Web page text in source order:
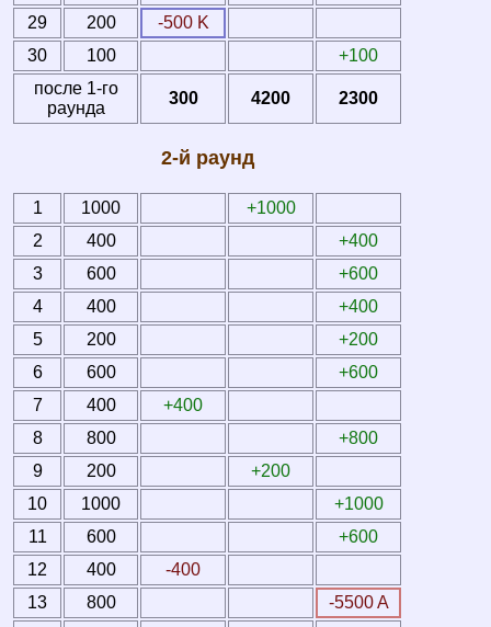
29
200
-500 K
30
100
+100
после 1-го
раунда
300 4200 2300
2-й раунд
1 1000
+1000
2
400
+400
3
600
+600
4
400
+400
5
200
+200
6
600
+600
7
400
+400
8
800
+800
9
200
+200
10
1000
+1000
11
600
+600
12
400
-400
13
800
-5500 A